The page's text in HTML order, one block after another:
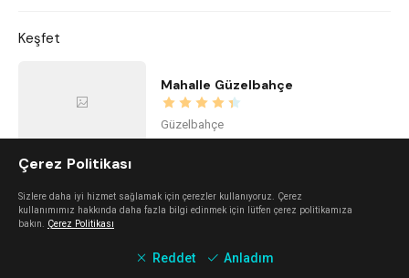
Keşfet
Mahalle Güzelbahçe
Güzelbahçe
Çerez Politikası
Sizlere daha iyi hizmet sağlamak için çerezler kullanıyoruz. Çerez
kullanımımız hakkında daha fazla bilgi edinmek için lütfen çerez politikamıza
bakın. Çerez Politikası
Reddet Anladım